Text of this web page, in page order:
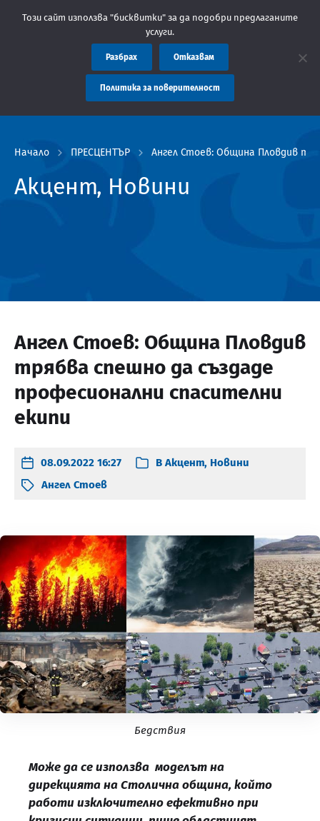
Областна администрация Пловдив препоръчва заплащането
Начало ПРЕСЦЕНТЪР Ангел Стоев: Община Пловдив
Акцент, Новини
Ангел Стоев: Община Пловдив
трябва спешно да създаде
професионални спасителни
екипи
08.09.2022 16:27 В Акцент, Новини
Ангел Стоев
Бедствия
Може да се използва моделът на
дирекцията на Столична община, който
работи изключително ефективно при
Този сайт използва "бисквитки" за да подобри предлаганите
услуги.
Разбрах Отказвам
Политика за поверителност